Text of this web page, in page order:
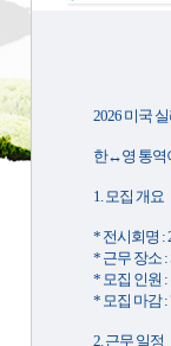
2026 미국
한↔영 통역
1. 모집 개요
* 전시회명 :
* 근무 장소 :
* 모집 인원
* 모집 마감 :
2. 근무 일정